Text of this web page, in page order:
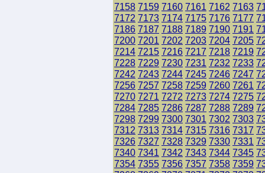
7158 7159 7160 7161 7162 7163
7172 7173 7174 7175 7176 7177
7186 7187 7188 7189 7190 7191
7200 7201 7202 7203 7204 7205
7214 7215 7216 7217 7218 7219
7228 7229 7230 7231 7232 7233
7242 7243 7244 7245 7246 7247
7256 7257 7258 7259 7260 7261
7270 7271 7272 7273 7274 7275
7284 7285 7286 7287 7288 7289
7298 7299 7300 7301 7302 7303
7312 7313 7314 7315 7316 7317
7326 7327 7328 7329 7330 7331
7340 7341 7342 7343 7344 7345
7354 7355 7356 7357 7358 7359